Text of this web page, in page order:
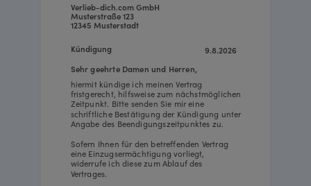
9.8.2026
Verlieb-dich.com GmbH
Musterstraße 123
12345 Musterstadt
hiermit kündige ich meinen Vertrag
fristgerecht, hilfsweise zum nächstmöglichen
Zeitpunkt. Bitte senden Sie mir eine
schriftliche Bestätigung der Kündigung unter
Angabe des Beendigungszeitpunktes zu.
Sofern Ihnen für den betreffenden Vertrag
eine Einzugsermächtigung vorliegt,
widerrufe ich diese zum Ablauf des
Vertrages.
Sehr geehrte Damen und Herren,
Kündigung